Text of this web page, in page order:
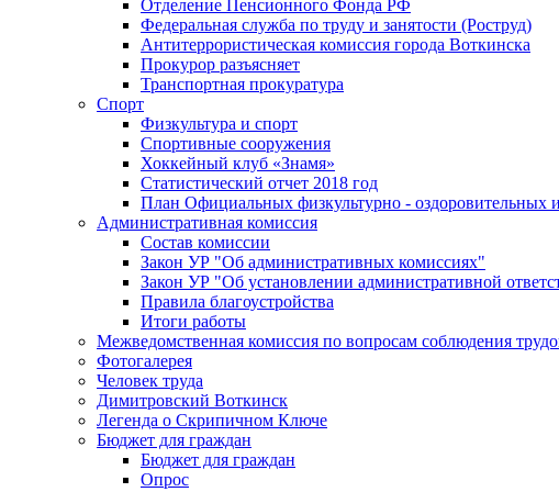
Отделение Пенсионного Фонда РФ
Федеральная служба по труду и занятости (Роструд)
Антитеррористическая комиссия города Воткинска
Прокурор разъясняет
Транспортная прокуратура
Спорт
Физкультура и спорт
Спортивные сооружения
Хоккейный клуб «Знамя»
Статистический отчет 2018 год
План Официальных физкультурно -
Административная комиссия
Состав комиссии
Закон УР "Об административных комиссиях"
Закон УР "Об установлении административной
Правила благоустройства
Итоги работы
Межведомственная комиссия по вопросам соблюдения
Фотогалерея
Человек труда
Димитровский Воткинск
Легенда о Скрипичном Ключе
Бюджет для граждан
Бюджет для граждан
Опрос